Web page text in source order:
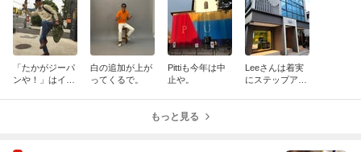
「たかがジーパ
ンや！」はイン
白の追加が上が
ってくるで。
Pittiも今年は中
止や。
Leeさんは着実
にステップアッ
もっと見る